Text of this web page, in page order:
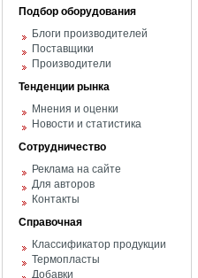
Подбор оборудования
Блоги производителей
Поставщики
Производители
Тенденции рынка
Мнения и оценки
Новости и статистика
Сотрудничество
Реклама на сайте
Для авторов
Контакты
Справочная
Классификатор продукции
Термопласты
Добавки